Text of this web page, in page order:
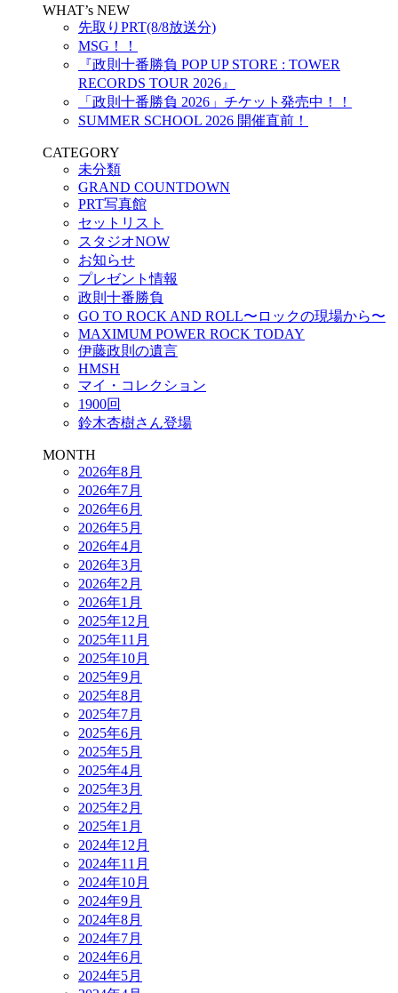
WHAT’s NEW
先取りPRT(8/8放送分)
MSG！！
『政則⼗番勝負 POP UP STORE : TOWER
RECORDS TOUR 2026』
「政則十番勝負 2026」チケット発売中！！
SUMMER SCHOOL 2026 開催直前！
CATEGORY
未分類
GRAND COUNTDOWN
PRT写真館
セットリスト
スタジオNOW
お知らせ
プレゼント情報
政則十番勝負
GO TO ROCK AND ROLL〜ロックの現場から〜
MAXIMUM POWER ROCK TODAY
伊藤政則の遺言
HMSH
マイ・コレクション
1900回
鈴木杏樹さん登場
MONTH
2026年8月
2026年7月
2026年6月
2026年5月
2026年4月
2026年3月
2026年2月
2026年1月
2025年12月
2025年11月
2025年10月
2025年9月
2025年8月
2025年7月
2025年6月
2025年5月
2025年4月
2025年3月
2025年2月
2025年1月
2024年12月
2024年11月
2024年10月
2024年9月
2024年8月
2024年7月
2024年6月
2024年5月